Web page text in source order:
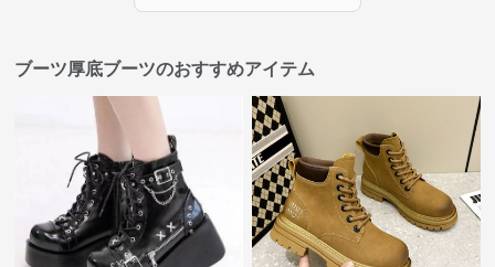
ブーツ厚底ブーツのおすすめアイテム